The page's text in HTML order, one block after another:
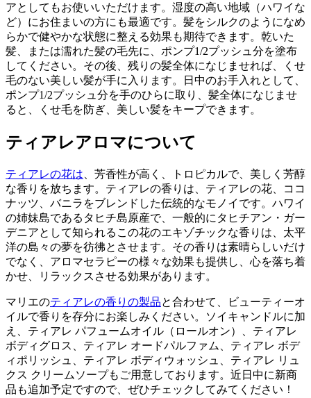
アとしてもお使いいただけます。湿度の高い地域（ハワイな
ど）にお住まいの方にも最適です。髪をシルクのようになめ
らかで健やかな状態に整える効果も期待できます。乾いた
髪、または濡れた髪の毛先に、ポンプ1/2プッシュ分を塗布
してください。その後、残りの髪全体になじませれば、くせ
毛のない美しい髪が手に入ります。日中のお手入れとして、
ポンプ1/2プッシュ分を手のひらに取り、髪全体になじませ
ると、くせ毛を防ぎ、美しい髪をキープできます。
ティアレアロマについて
ティアレの花は 、芳香性が高く、トロピカルで、美しく芳醇
な香りを放ちます。ティアレの香りは、ティアレの花、ココ
ナッツ、バニラをブレンドした伝統的なモノイです。ハワイ
の姉妹島であるタヒチ島原産で、一般的にタヒチアン・ガー
デニアとして知られるこの花のエキゾチックな香りは、太平
洋の島々の夢を彷彿とさせます。その香りは素晴らしいだけ
でなく、アロマセラピーの様々な効果も提供し、心を落ち着
かせ、リラックスさせる効果があります。
マリエのティアレの香りの製品と合わせて、ビューティーオ
イルで香りを存分にお楽しみください。ソイキャンドルに加
え、ティアレ パフュームオイル（ロールオン）、ティアレ
ボディグロス、ティアレ オードパルファム、ティアレ ボデ
ィポリッシュ、ティアレ ボディウォッシュ、ティアレ リュ
クス クリームソープもご用意しております。近日中に新商
品も追加予定ですので、ぜひチェックしてみてください！